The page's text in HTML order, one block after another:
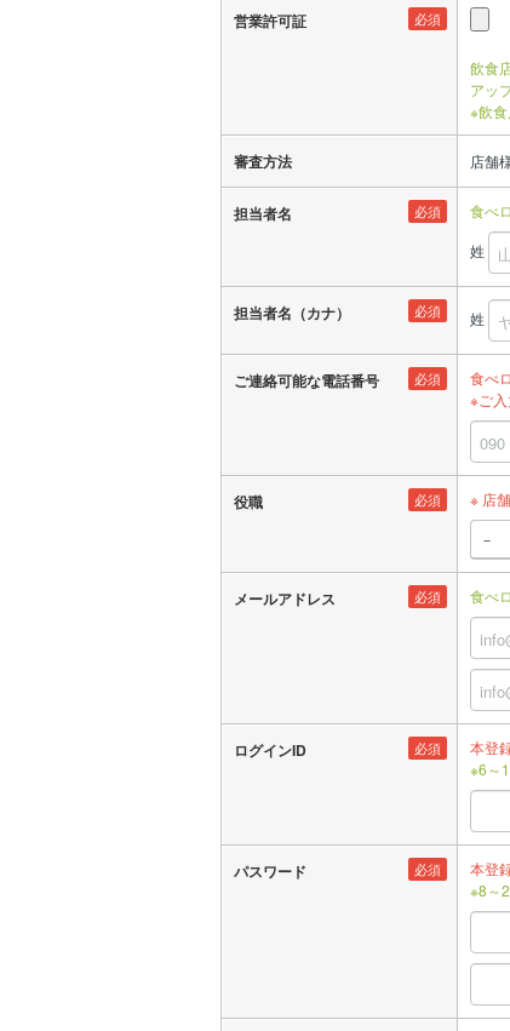
必須
営業許可証
飲食
アッ
※飲
審査方法 店舗
必須
担当者名
食べ
姓
必須
担当者名（カナ） 姓
必須
ご連絡可能な電話番号
食べ
※ご
必須
役職
※ 店
必須
メールアドレス 食べ
必須
ログインID
本登
※6～
必須
パスワード
本登
※8～